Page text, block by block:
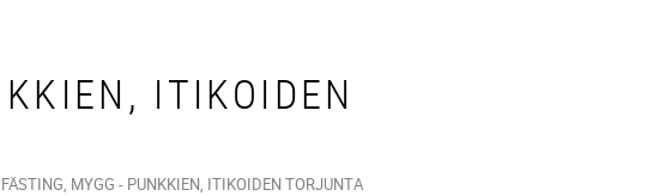
ITIKOIDEN
FÄSTING, MYGG - PUNKKIEN, ITIKOIDEN TORJUNTA